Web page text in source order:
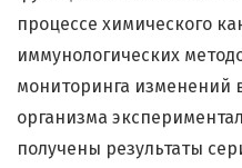
процессе химического
иммунологических
мониторинга изменений
организма
получены результаты